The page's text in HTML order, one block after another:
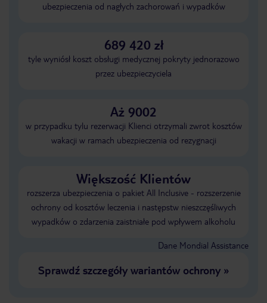
ubezpieczenia od nagłych zachorowań i wypadków
689 420 zł
tyle wyniósł koszt obsługi medycznej pokryty jednorazowo
przez ubezpieczyciela
Aż 9002
w przypadku tylu rezerwacji Klienci otrzymali zwrot kosztów
wakacji w ramach ubezpieczenia od rezygnacji
Większość Klientów
rozszerza ubezpieczenia o pakiet All Inclusive - rozszerzenie
ochrony od kosztów leczenia i następstw nieszczęśliwych
wypadków o zdarzenia zaistniałe pod wpływem alkoholu
Dane Mondial Assistance
Sprawdź szczegóły wariantów ochrony»